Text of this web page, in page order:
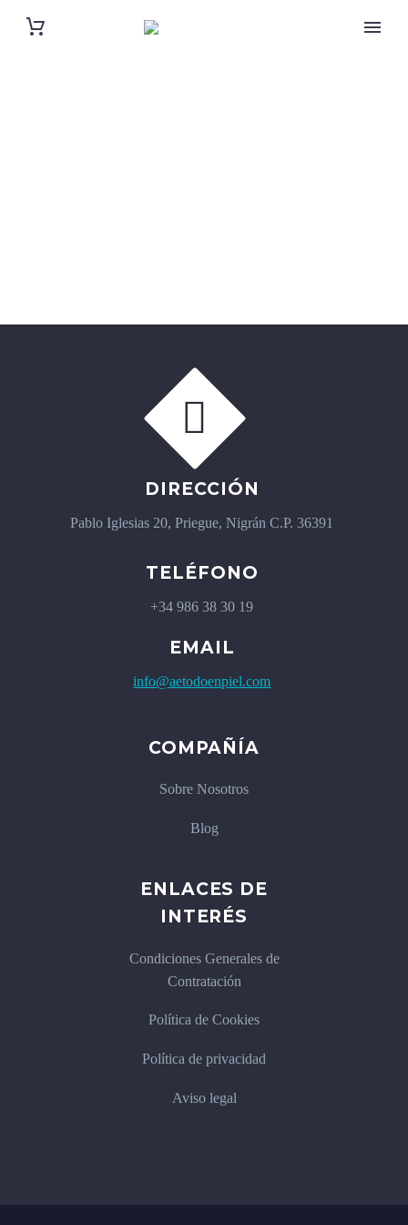


DIRECCIÓN
Pablo Iglesias 20, Priegue, Nigrán C.P. 36391
TELÉFONO
+34 986 38 30 19
EMAIL
info@aetodoenpiel.com
COMPAÑÍA
Sobre Nosotros
Blog
ENLACES DE
INTERÉS
Condiciones Generales de
Contratación
Política de Cookies
Política de privacidad
Aviso legal